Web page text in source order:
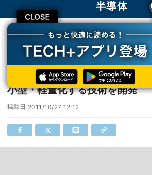
CLOSE
半導体
TECH+ テクノロジー
半導体
日立製作所、風力発電用の永久磁石発電機を小型・軽
日立製作所、風力発電用の永
小型・軽量化する技術を開発
掲載日 2011/10/27 12:12